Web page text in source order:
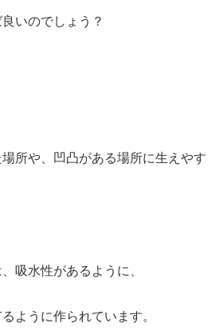
いのでしょう？
所や、凹凸がある場所に生えやす
吸水性があるように、
ように作られています。